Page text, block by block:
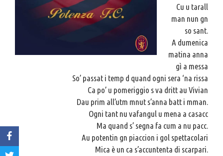
Cu u tarall
man nun gn
so sant.
A dumenica
matina anna
gì a messa
So’ passat i temp d quand ogni sera ‘na rissa
Ca po’ u pomeriggio sva dritt au Vivian
Dau prim all’utm mnut s’anna batt i mman.
Ogni tant nu vafangul u mena a casacc
Ma quand s’ segna fa cum a nu pacc.
Au potentin gn piaccion i gol spettacolari
Mica è un ca s’accuntenta di scarpari.